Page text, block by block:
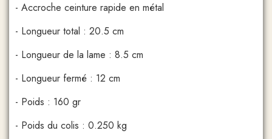
- Accroche ceinture rapide en métal
- Longueur total : 20.5 cm
- Longueur de la lame : 8.5 cm
- Longueur fermé : 12 cm
- Poids : 160 gr
- Poids du colis : 0.250 kg